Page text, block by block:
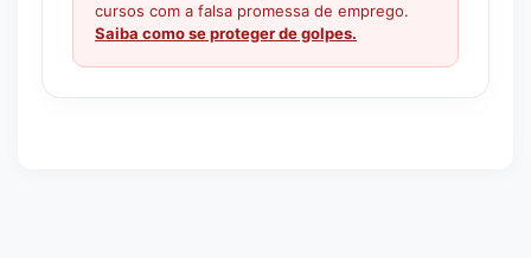
cursos com a falsa promessa de emprego.
Saiba como se proteger de golpes.